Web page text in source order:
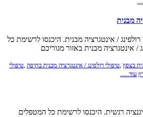
מבנית
/ אינטגרציה מבנית. היכנסו לרשימת כל
/ אינטגרציה מבנית באזור מגוריכם
בצפון טיפולי רולפינג / אינטגרציה מבנית בחיפה טיפולי
עוד......
רגשית. היכנסו לרשימת כל המטפלים